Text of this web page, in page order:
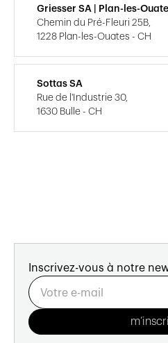
Griesser SA | Plan-les-
Chemin du Pré-Fleuri 25B,
1228 Plan-les-Ouates - CH
Sottas SA
Rue de l'Industrie 30,
1630 Bulle - CH
Inscrivez-vous à notre